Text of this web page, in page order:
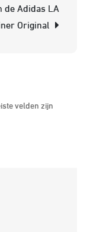
de Adidas LA
Original
velden zijn